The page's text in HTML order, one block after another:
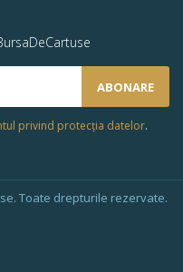
ABONARE
privind protecția datelor.
Toate drepturile rezervate.